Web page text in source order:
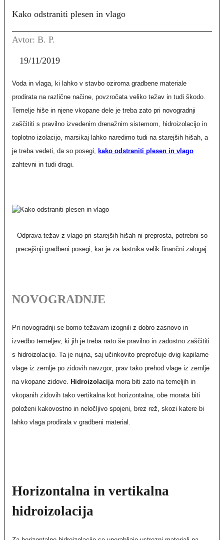
Kako odstraniti plesen in vlago
Avtor: B. P.
19/11/2019
Voda in vlaga, ki lahko v stavbo oziroma gradbene materiale
prodirata na različne načine, povzročata veliko težav in tudi škodo.
Temelje hiše in njene vkopane dele je treba zato pri novogradnji
zaščititi s pravilno izvedenim drenažnim sistemom, hidroizolacijo in
toplotno izolacijo, marsikaj lahko naredimo tudi na starejših hišah, a
je treba vedeti, da so posegi, kako odstraniti plesen in vlago
zahtevni in tudi dragi.
Odprava težav z vlago pri starejših hišah ni preprosta, potrebni so
precejšnji gradbeni posegi, kar je za lastnika velik finančni zalogaj.
NOVOGRADNJE
Pri novogradnji se bomo težavam izognili z dobro zasnovo in
izvedbo temeljev, ki jih je treba nato še pravilno in zadostno zaščititi
s hidroizolacijo. Ta je nujna, saj učinkovito preprečuje dvig kapilarne
vlage iz zemlje po zidovih navzgor, prav tako prehod vlage iz zemlje
na vkopane zidove.
Hidroizolacija mora biti zato na temeljih in
vkopanih zidovih tako vertikalna kot horizontalna, obe morata biti
položeni kakovostno in neločljivo spojeni, brez rež, skozi katere bi
lahko vlaga prodirala v gradbeni material.
Horizontalna in vertikalna
hidroizolacija